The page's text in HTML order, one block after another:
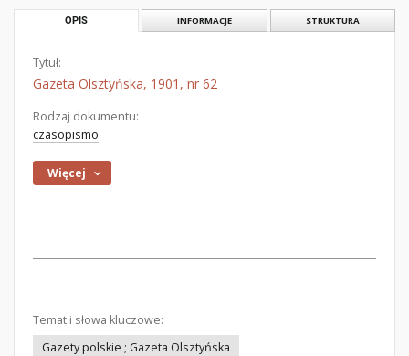
OPIS INFORMACJE STRUKTURA
Tytuł:
Gazeta Olsztyńska, 1901, nr 62
Rodzaj dokumentu:
czasopismo
Więcej
Temat i słowa kluczowe:
Gazety polskie ; Gazeta Olsztyńska